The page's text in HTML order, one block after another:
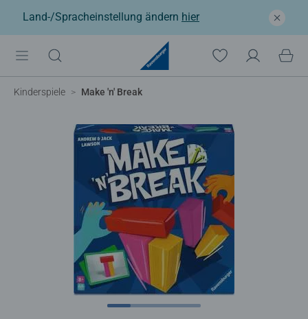
Land-/Spracheinstellung ändern hier
Kinderspiele Make 'n' Break